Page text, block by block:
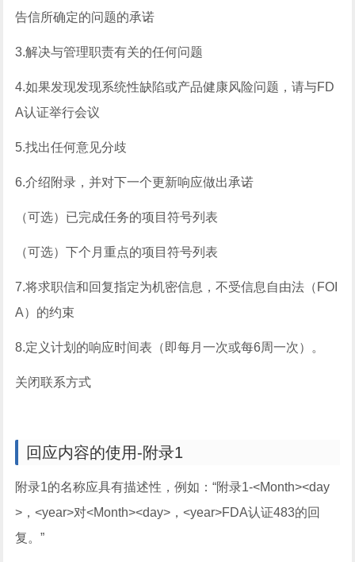
告信所确定的问题的承诺
3.解决与管理职责有关的任何问题
4.如果发现发现系统性缺陷或产品健康风险问题，请与FD
A认证举行会议
5.找出任何意见分歧
6.介绍附录，并对下一个更新响应做出承诺
（可选）已完成任务的项目符号列表
（可选）下个月重点的项目符号列表
7.将求职信和回复指定为机密信息，不受信息自由法（FOI
A）的约束
8.定义计划的响应时间表（即每月一次或每6周一次）。
关闭联系方式
回应内容的使用-附录1
附录1的名称应具有描述性，例如：“附录1-<Month><day
>，<year>对<Month><day>，<year>FDA认证483的回
复。”